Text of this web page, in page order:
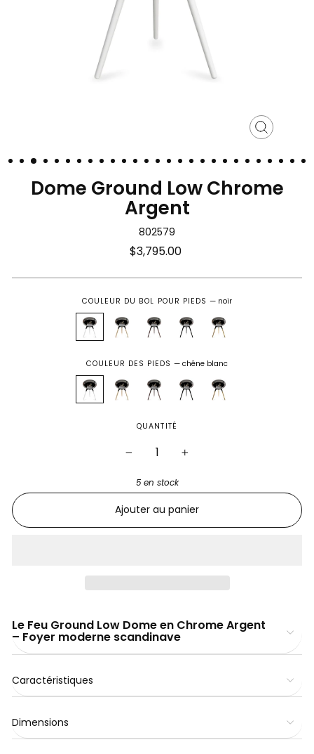
Fermer
Dome Ground Low Chrome
Argent
802579
Prix
$3,795.00
COULEUR DU BOL POUR PIEDS— noir
COULEUR DES PIEDS—chêne blanc
QUANTITÉ
5 en stock
Ajouter au panier
Le Feu Ground Low Dome en Chrome Argent
– Foyer moderne scandinave
Caractéristiques
Dimensions